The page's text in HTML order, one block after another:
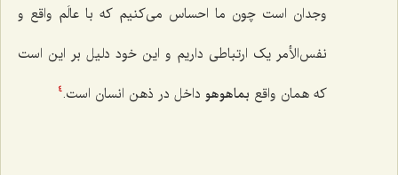
وجدان است چون ما احساس می‌کنیم که با عالَم واقع و
نفس‌الأمر یک ارتباطی داریم و این خود دلیل بر این است
که همان واقع بماهوهو داخل در ذهن انسان است.4